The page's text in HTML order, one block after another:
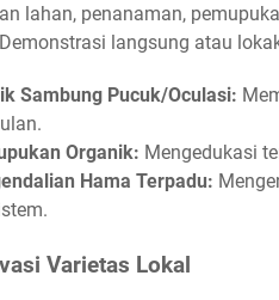
lahan, penanaman,
langsung atau
Sambung Pucuk/Oculasi:
Organik: Mengedukasi
Hama Terpadu:
Varietas Lokal